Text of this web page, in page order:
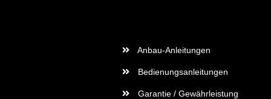
Anbau-Anleitungen
Bedienungsanleitungen
Garantie / Gewährleistung